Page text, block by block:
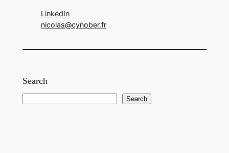
LinkedIn
nicolas@cynober.fr
Search
Search